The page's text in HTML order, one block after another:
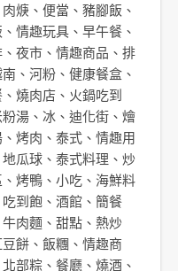
肉焿 、 便當 、 豬腳飯 、
、 情趣玩具 、 早午餐 、
、 夜市 、 情趣商品 、 排
、 河粉 、 健康餐盒 、
、 燒肉店 、 火鍋吃到
湯 、 冰 、 迪化街 、 燴
、 烤肉 、 泰式 、 情趣用
地瓜球 、 泰式料理 、 炒
、 烤鴨 、 小吃 、 海鮮料
吃到飽 、 酒館 、 簡餐
牛肉麵 、 甜點 、 熱炒
餅 、 飯糰 、 情趣商
北部粽 、 餐廳 、 燒酒 、